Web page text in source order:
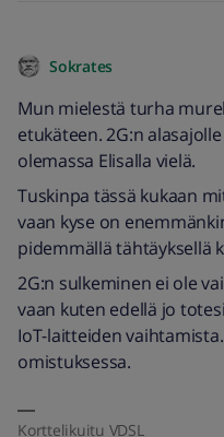
Sokrates
Mun mielestä turha
etukäteen. 2G:n
olemassa Elisalla vielä.
Tuskinpa tässä kukaan
vaan kyse on
pidemmällä tähtäyksellä
2G:n sulkeminen ei ole
vaan kuten edellä jo
IoT-laitteiden
omistuksessa.
Korttelikuitu VDSL